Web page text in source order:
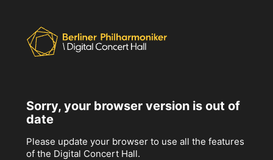
Sorry, your browser version is out of
date
Please update your browser to use all the features
of the Digital Concert Hall.